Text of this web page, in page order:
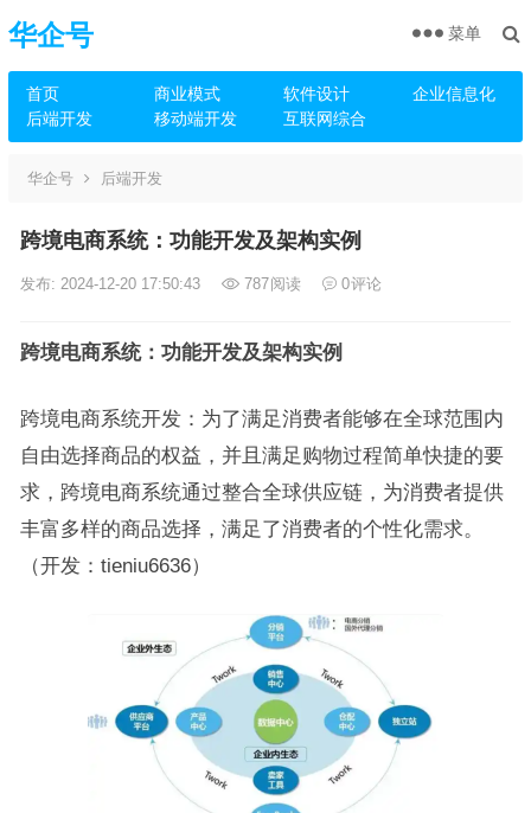
华企号
首页 商业模式 软件设计
企业信息化
后端开发
移动端开发 互联网综合
菜单
华企号 后端开发
跨境电商系统：功能开发及架构实例
发布: 2024-12-20 17:50:43 787阅读 0评论
跨境电商系统：功能开发及架构实例
跨境电商系统开发：为了满足消费者能够在全球范围内
自由选择商品的权益，并且满足购物过程简单快捷的要
求，跨境电商系统通过整合全球供应链，为消费者提供
丰富多样的商品选择，满足了消费者的个性化需求。
（开发：tieniu6636）